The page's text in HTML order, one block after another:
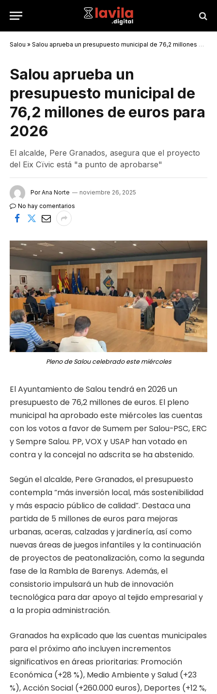
Salou » Salou aprueba un presupuesto municipal de 76,2 millones de euros para 2026
Salou aprueba un
presupuesto municipal de
76,2 millones de euros para
2026
El alcalde, Pere Granados, asegura que el proyecto
del Eix Cïvic está "a punto de aprobarse"
Por Ana Norte
noviembre 26, 2025
No hay comentarios
Pleno de Salou celebrado este miércoles
El Ayuntamiento de Salou tendrá en 2026 un
presupuesto de 76,2 millones de euros. El pleno
municipal ha aprobado este miércoles las cuentas
con los votos a favor de Sumem per Salou-PSC, ERC
y Sempre Salou. PP, VOX y USAP han votado en
contra y la concejal no adscrita se ha abstenido.
Según el alcalde, Pere Granados, el presupuesto
contempla “más inversión local, más sostenibilidad
y más espacio público de calidad”. Destaca una
partida de 5 millones de euros para mejoras
urbanas, aceras, calzadas y jardinería, así como
nuevas áreas de juegos infantiles y la continuación
de proyectos de peatonalización, como la segunda
fase de la Rambla de Barenys. Además, el
consistorio impulsará un hub de innovación
tecnológica para dar apoyo al tejido empresarial y
a la propia administración.
Granados ha explicado que las cuentas municipales
para el próximo año incluyen incrementos
significativos en áreas prioritarias: Promoción
Económica (+28 %), Medio Ambiente y Salud (+23
%), Acción Social (+260.000 euros), Deportes (+12 %,